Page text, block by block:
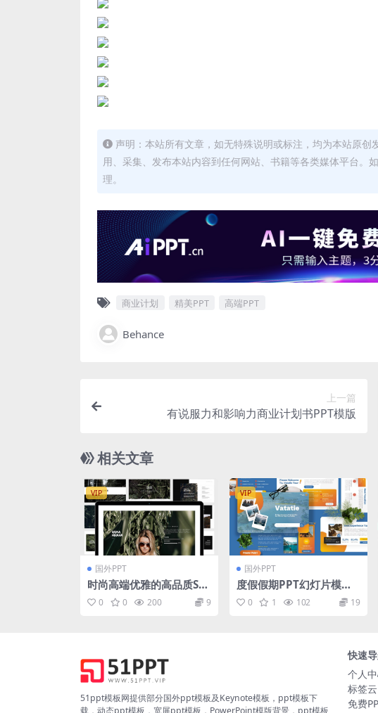
声明：本站所有文章，如无特殊说明或标注，均为本站原
用、采集、发布本站内容到任何网站、书籍等各类媒体平台。
理。
商业计划 精美PPT 高端PPT
Behance
上一篇
有说服力和影响力商业计划书PPT模版
相关文章
VIP
国外PPT
时尚高端优雅的高品质SW
OT分析powerpoint幻灯
片演示模板（pptx）
0 0 200 9
VIP
国外PPT
度假假期PPT幻灯片模板
素材 Vatatie – Vacation
Powerpoint Template
0 1 102 19
51ppt模板网提供部分国外ppt模板及Keynote模板，ppt模板下
快速
个人
标签云
免费